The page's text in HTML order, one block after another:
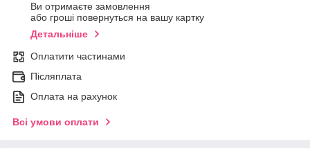
Ви отримаєте замовлення
або гроші повернуться на вашу картку
Детальніше
Оплатити частинами
Післяплата
Оплата на рахунок
Всі умови оплати